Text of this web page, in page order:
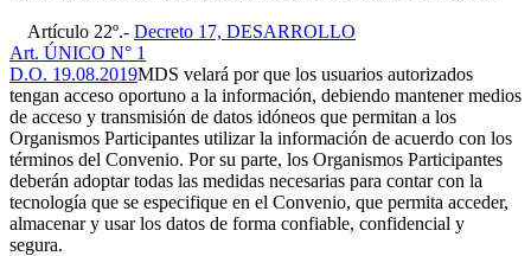
Artículo 22º.- Decreto 17, DESARROLLO
Art. ÚNICO N° 1
D.O. 19.08.2019MDS velará por que los usuarios autorizados
tengan acceso oportuno a la información, debiendo mantener medios
de acceso y transmisión de datos idóneos que permitan a los
Organismos Participantes utilizar la información de acuerdo con los
términos del Convenio. Por su parte, los Organismos Participantes
deberán adoptar todas las medidas necesarias para contar con la
tecnología que se especifique en el Convenio, que permita acceder,
almacenar y usar los datos de forma confiable, confidencial y
segura.